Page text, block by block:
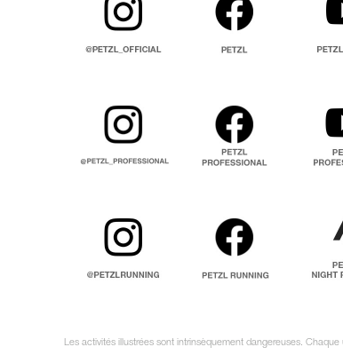
Les activités illustrées sont intrinsèquement dangereuses.